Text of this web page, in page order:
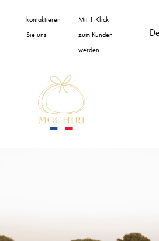
kontaktieren
Sie uns
Mit 1 Klick
zum Kunden
werden